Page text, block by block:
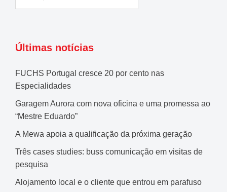
Últimas notícias
FUCHS Portugal cresce 20 por cento nas
Especialidades
Garagem Aurora com nova oficina e uma promessa ao
“Mestre Eduardo”
A Mewa apoia a qualificação da próxima geração
Três cases studies: buss comunicação em visitas de
pesquisa
Alojamento local e o cliente que entrou em parafuso